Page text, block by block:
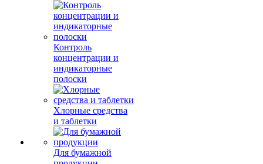
Контроль
концентрации и
индикаторные
полоски
Хлорные средства
и таблетки
Для бумажной